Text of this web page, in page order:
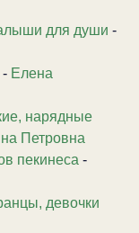
для души -
- Елена
нарядные
Петровна
пекинеса -
девочки